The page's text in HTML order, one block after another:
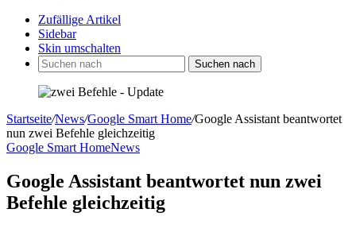
Zufällige Artikel
Sidebar
Skin umschalten
Suchen nach
Startseite/News/Google Smart Home/Google Assistant beantwortet
nun zwei Befehle gleichzeitig
Google Smart HomeNews
Google Assistant beantwortet nun zwei
Befehle gleichzeitig